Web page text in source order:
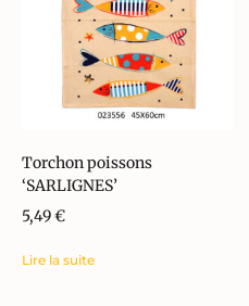
Torchon poissons
‘SARLIGNES’
5,49€
Lire la suite